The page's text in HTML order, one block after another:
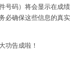
号码）将会显示在成绩
必确保这些信息的真实
功告成啦！